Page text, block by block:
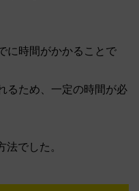
に時間がかかることで
るため、一定の時間が必
でした。